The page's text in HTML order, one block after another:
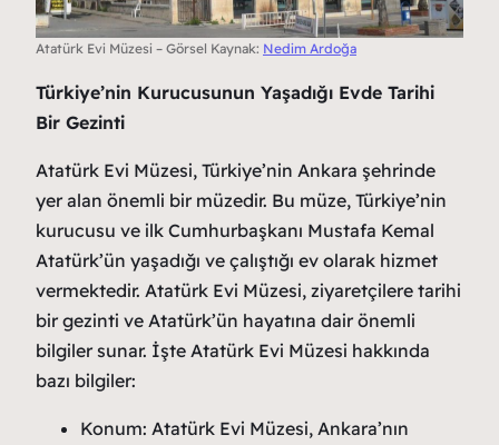
Atatürk Evi Müzesi – Görsel Kaynak: Nedim Ardoğa
Türkiye’nin Kurucusunun Yaşadığı Evde Tarihi
Bir Gezinti
Atatürk Evi Müzesi, Türkiye’nin Ankara şehrinde
yer alan önemli bir müzedir. Bu müze, Türkiye’nin
kurucusu ve ilk Cumhurbaşkanı Mustafa Kemal
Atatürk’ün yaşadığı ve çalıştığı ev olarak hizmet
vermektedir. Atatürk Evi Müzesi, ziyaretçilere tarihi
bir gezinti ve Atatürk’ün hayatına dair önemli
bilgiler sunar. İşte Atatürk Evi Müzesi hakkında
bazı bilgiler:
Konum: Atatürk Evi Müzesi, Ankara’nın